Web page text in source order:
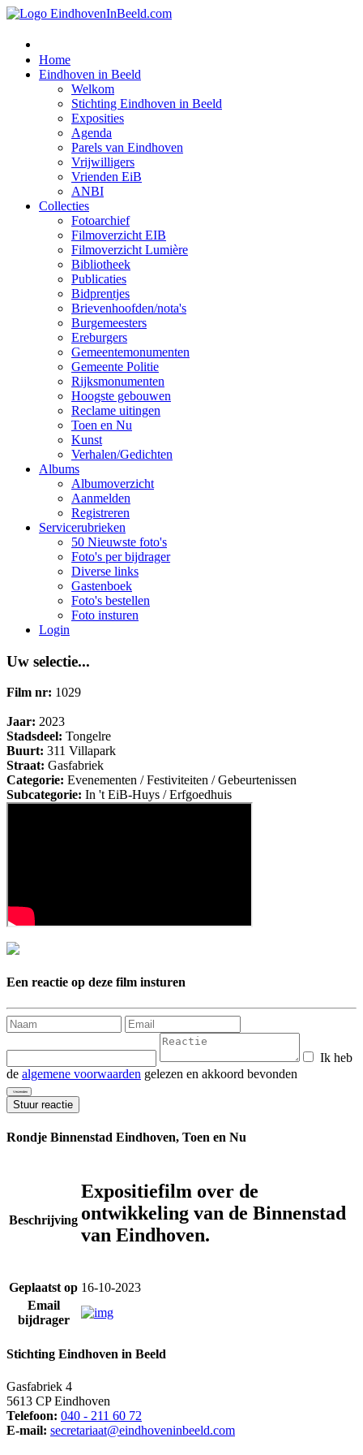
Home
Eindhoven in Beeld
Welkom
Stichting Eindhoven in Beeld
Exposities
Agenda
Parels van Eindhoven
Vrijwilligers
Vrienden EiB
ANBI
Collecties
Fotoarchief
Filmoverzicht EIB
Filmoverzicht Lumière
Bibliotheek
Publicaties
Bidprentjes
Brievenhoofden/nota's
Burgemeesters
Ereburgers
Gemeentemonumenten
Gemeente Politie
Rijksmonumenten
Hoogste gebouwen
Reclame uitingen
Toen en Nu
Kunst
Verhalen/Gedichten
Albums
Albumoverzicht
Aanmelden
Registreren
Servicerubrieken
50 Nieuwste foto's
Foto's per bijdrager
Diverse links
Gastenboek
Foto's bestellen
Foto insturen
Login
Uw selectie...
Film nr: 1029
Jaar: 2023
Stadsdeel: Tongelre
Buurt: 311 Villapark
Straat: Gasfabriek
Categorie: Evenementen / Festiviteiten / Gebeurtenissen
Subcategorie: In 't EiB-Huys / Erfgoedhuis
Een reactie op deze film insturen
Ik heb
de algemene voorwaarden gelezen en akkoord bevonden
Stuur reactie
Rondje Binnenstad Eindhoven, Toen en Nu
Beschrijving
Expositiefilm over de
ontwikkeling van de Binnenstad
van Eindhoven.
Geplaatst op 16-10-2023
Email
bijdrager
Stichting Eindhoven in Beeld
Gasfabriek 4
5613 CP Eindhoven
Telefoon: 040 - 211 60 72
E-mail: secretariaat@eindhoveninbeeld.com